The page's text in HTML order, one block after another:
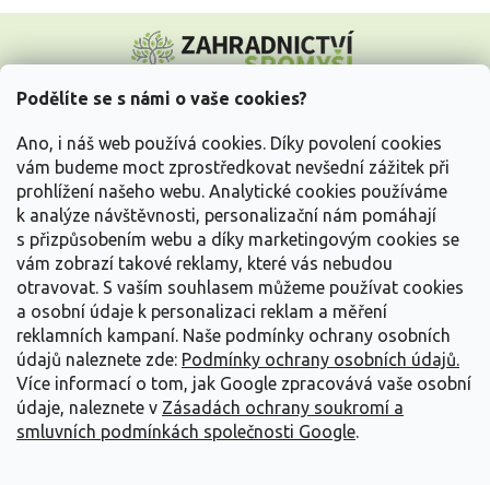
Podělíte se s námi o vaše cookies?
Ano, i náš web používá cookies. Díky povolení cookies
vám budeme moct zprostředkovat nevšední zážitek při
prohlížení našeho webu. Analytické cookies používáme
k analýze návštěvnosti, personalizační nám pomáhají
s přizpůsobením webu a díky marketingovým cookies se
vám zobrazí takové reklamy, které vás nebudou
otravovat. S vaším souhlasem můžeme používat cookies
a osobní údaje k personalizaci reklam a měření
reklamních kampaní. Naše podmínky ochrany osobních
údajů naleznete zde: Podmínky ochrany osobních údajů.
Více informací o tom, jak Google zpracovává vaše osobní
údaje, naleznete v Zásadách ochrany soukromí a
smluvních podmínkách společnosti Google.
p
Vše o nákupu
Informace pro Vás
Kontakujte nás